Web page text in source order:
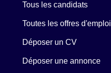
Tous les candidats
Toutes les offres d'emploi
Déposer un CV
Déposer une annonce